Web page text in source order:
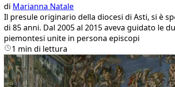
di Marianna Natale
Il presule originario della diocesi di Asti, si è
di 85 anni. Dal 2005 al 2015 aveva guidato le
piemontesi unite in persona episcopi
1 min di lettura